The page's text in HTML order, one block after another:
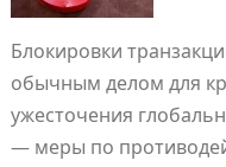
Блокировки
обычным делом для
ужесточения
— меры по